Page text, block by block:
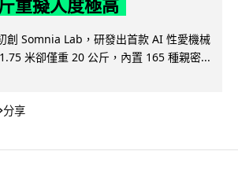
重擬人度極高
創 Somnia Lab，研發出首款 AI 性愛機械
米卻僅重 20 公斤，內置 165 種親密...
分享